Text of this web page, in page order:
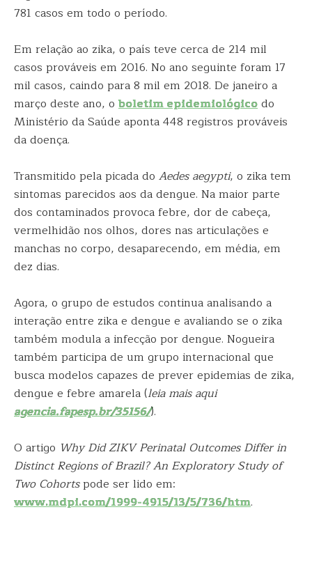
781 casos em todo o período.
Em relação ao zika, o país teve cerca de 214 mil
casos prováveis em 2016. No ano seguinte foram 17
mil casos, caindo para 8 mil em 2018. De janeiro a
março deste ano, o boletim epidemiológicodo
Ministério da Saúde aponta 448 registros prováveis
da doença.
Transmitido pela picada do Aedes aegypti, o zika tem
sintomas parecidos aos da dengue. Na maior parte
dos contaminados provoca febre, dor de cabeça,
vermelhidão nos olhos, dores nas articulações e
manchas no corpo, desaparecendo, em média, em
dez dias.
Agora, o grupo de estudos continua analisando a
interação entre zika e dengue e avaliando se o zika
também modula a infecção por dengue. Nogueira
também participa de um grupo internacional que
busca modelos capazes de prever epidemias de zika,
dengue e febre amarela (leia mais aqui
agencia.fapesp.br/35156/).
O artigo Why Did ZIKV Perinatal Outcomes Differ in
Distinct Regions of Brazil? An Exploratory Study of
Two Cohortspode ser lido em:
www.mdpi.com/1999-4915/13/5/736/htm.